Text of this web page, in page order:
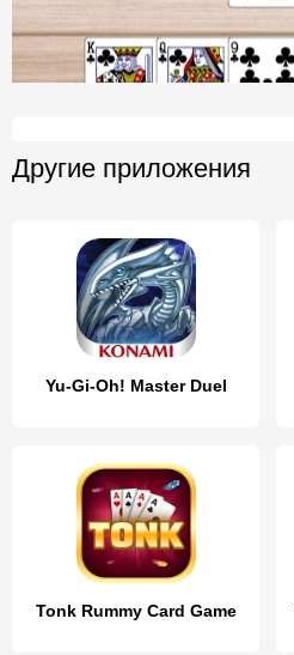
Другие приложения
Yu-Gi-Oh! Master Duel
Tonk Rummy Card Game